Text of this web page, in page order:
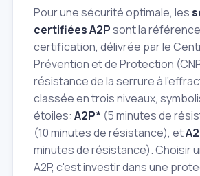
Pour une sécurité optimale, les
certifiées A2Psont la
certification, délivrée par le
Prévention et de Protection
résistance de la serrure à
classée en trois niveaux,
étoiles: A2P* (5 minutes de
(10 minutes de résistance), et
minutes de résistance). Choisir
A2P, c'est investir dans une